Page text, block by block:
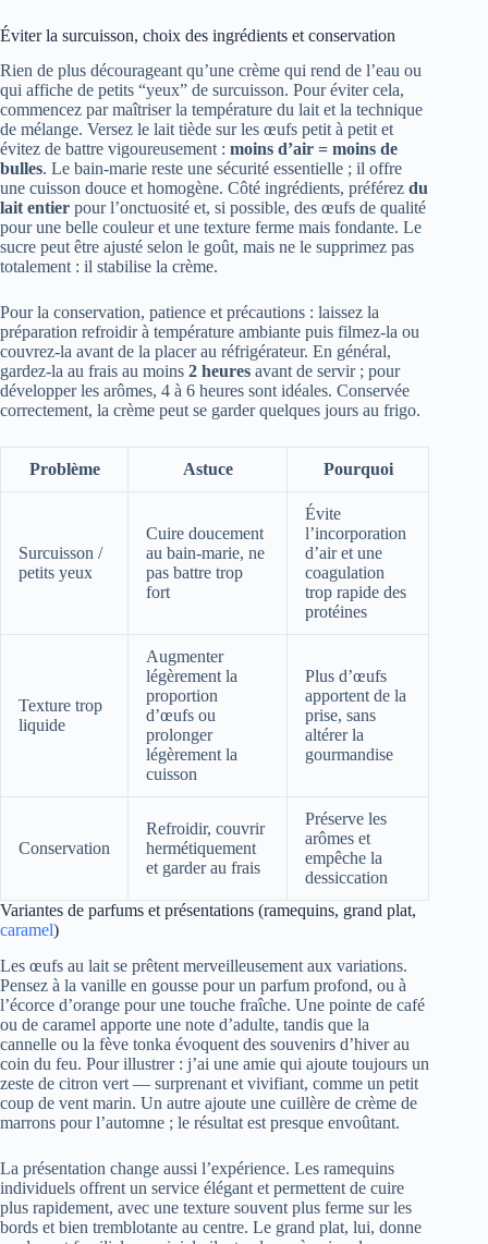
Éviter la surcuisson, choix des ingrédients et conservation
Rien de plus décourageant qu’une crème qui rend de l’eau ou
qui affiche de petits “yeux” de surcuisson. Pour éviter cela,
commencez par maîtriser la température du lait et la technique
de mélange. Versez le lait tiède sur les œufs petit à petit et
évitez de battre vigoureusement : moins d’air = moins de
bulles. Le bain-marie reste une sécurité essentielle ; il offre
une cuisson douce et homogène. Côté ingrédients, préférez du
lait entier pour l’onctuosité et, si possible, des œufs de qualité
pour une belle couleur et une texture ferme mais fondante. Le
sucre peut être ajusté selon le goût, mais ne le supprimez pas
totalement : il stabilise la crème.
Pour la conservation, patience et précautions : laissez la
préparation refroidir à température ambiante puis filmez-la ou
couvrez-la avant de la placer au réfrigérateur. En général,
gardez-la au frais au moins 2 heures avant de servir ; pour
développer les arômes, 4 à 6 heures sont idéales. Conservée
correctement, la crème peut se garder quelques jours au frigo.
Problème Astuce Pourquoi
Surcuisson /
petits yeux
Cuire doucement
au bain-marie, ne
pas battre trop
fort
Évite
l’incorporation
d’air et une
coagulation
trop rapide des
protéines
Texture trop
liquide
Augmenter
légèrement la
proportion
d’œufs ou
prolonger
légèrement la
cuisson
Plus d’œufs
apportent de la
prise, sans
altérer la
gourmandise
Conservation
Refroidir, couvrir
hermétiquement
et garder au frais
Préserve les
arômes et
empêche la
dessiccation
Variantes de parfums et présentations (ramequins, grand plat,
caramel)
Les œufs au lait se prêtent merveilleusement aux variations.
Pensez à la vanille en gousse pour un parfum profond, ou à
l’écorce d’orange pour une touche fraîche. Une pointe de café
ou de caramel apporte une note d’adulte, tandis que la
cannelle ou la fève tonka évoquent des souvenirs d’hiver au
coin du feu. Pour illustrer : j’ai une amie qui ajoute toujours un
zeste de citron vert — surprenant et vivifiant, comme un petit
coup de vent marin. Un autre ajoute une cuillère de crème de
marrons pour l’automne ; le résultat est presque envoûtant.
La présentation change aussi l’expérience. Les ramequins
individuels offrent un service élégant et permettent de cuire
plus rapidement, avec une texture souvent plus ferme sur les
bords et bien tremblotante au centre. Le grand plat, lui, donne